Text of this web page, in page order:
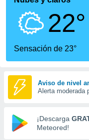
calidad.
a este
las
y
forma
digital
basada
22°
Sensación de 23°
Aviso de nivel
Alerta moderada
¡Descarga
Meteored!